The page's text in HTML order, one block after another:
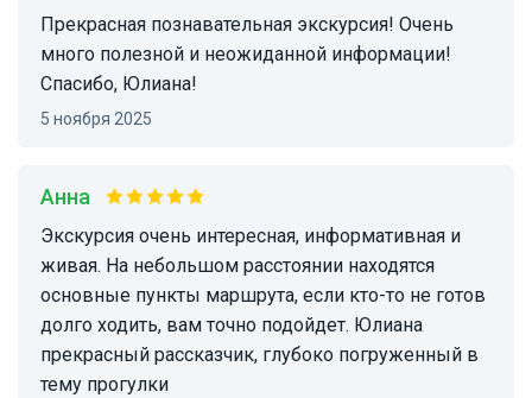
Прекрасная познавательная экскурсия! Очень
много полезной и неожиданной информации!
Спасибо, Юлиана!
5 ноября 2025
Анна
Экскурсия очень интересная, информативная и
живая. На небольшом расстоянии находятся
основные пункты маршрута, если кто-то не готов
долго ходить, вам точно подойдет. Юлиана
прекрасный рассказчик, глубоко погруженный в
тему прогулки